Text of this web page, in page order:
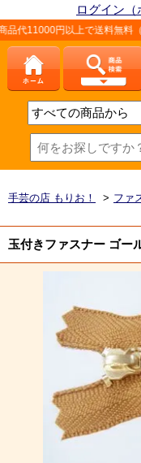
ログイン（
で送料無料（一部を除く
手芸の店 もりお！ > ファ
玉付きファスナー ゴー